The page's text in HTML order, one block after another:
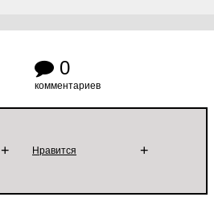
0
комментариев
+ Нравится +